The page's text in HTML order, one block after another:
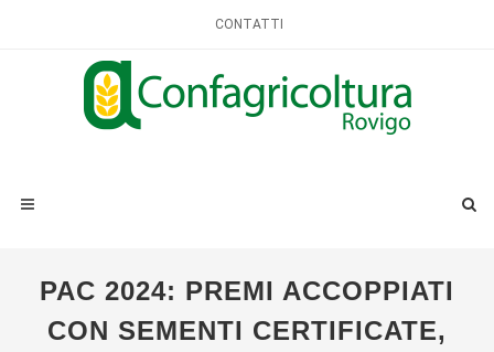
CONTATTI
PAC 2024: PREMI ACCOPPIATI
CON SEMENTI CERTIFICATE,